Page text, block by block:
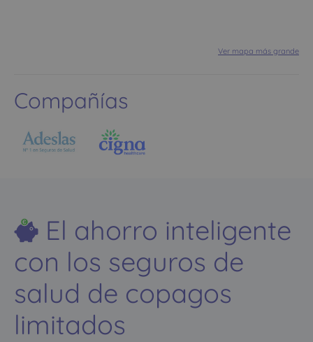
Ver mapa más grande
Compañías
El ahorro inteligente
con los seguros de
salud de copagos
limitados